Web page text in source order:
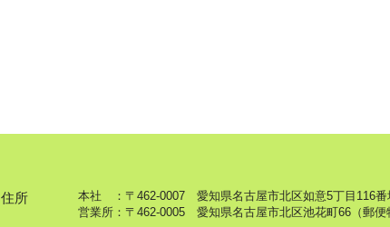
住所
本社 ：〒462-0007 愛知県名古屋市北区如意5丁目116番
営業所：〒462-0005 愛知県名古屋市北区池花町66（郵便